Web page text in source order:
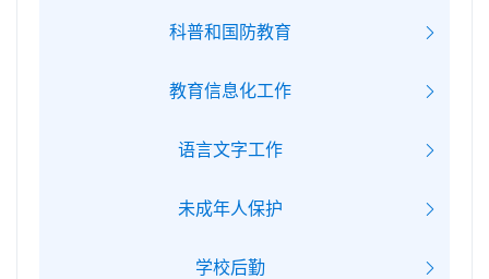
科普和国防教育
教育信息化工作
语言文字工作
未成年人保护
学校后勤